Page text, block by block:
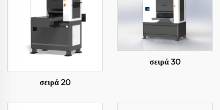
σειρά 20
σειρά 30